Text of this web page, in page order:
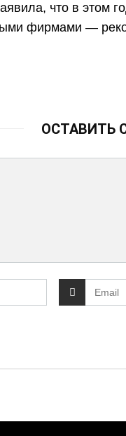
что в этом
фирмами —
ОСТАВИТЬ